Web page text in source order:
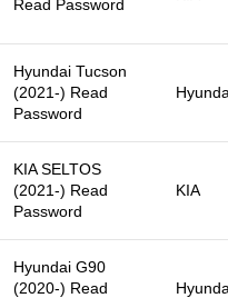
Read Password
Hyundai Tucson
(2021-) Read
Password
KIA SELTOS
(2021-) Read
Password
KIA
Hyundai G90
(2020-) Read